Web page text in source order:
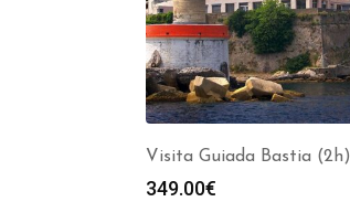
Visita Guiada Bastia (2h)
349.00€